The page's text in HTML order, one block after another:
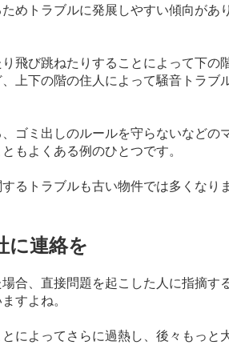
めトラブルに発展しやすい傾向があ
飛び跳ねたりすることによって下の
上下の階の住人によって騒音トラブ
ゴミ出しのルールを守らないなどの
もよくある例のひとつです。
るトラブルも古い物件では多くなりま
に連絡を
合、直接問題を起こした人に指摘す
すよね。
によってさらに過熱し、後々もっと